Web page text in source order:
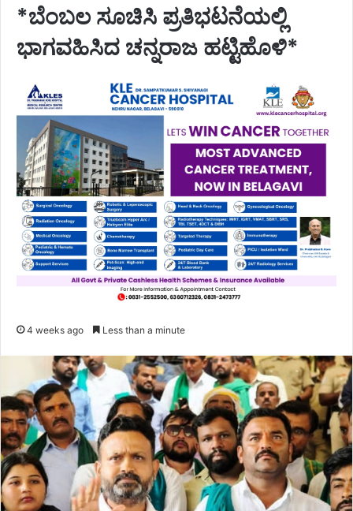
*ಬೆಂಬಲ ಸೂಚಿಸಿ ಪ್ರತಿಭಟನೆಯಲ್ಲಿ
ಭಾಗವಹಿಸಿದ ಚನ್ನರಾಜ ಹಟ್ಟಿಹೊಳಿ*
4 weeks ago Less than a minute